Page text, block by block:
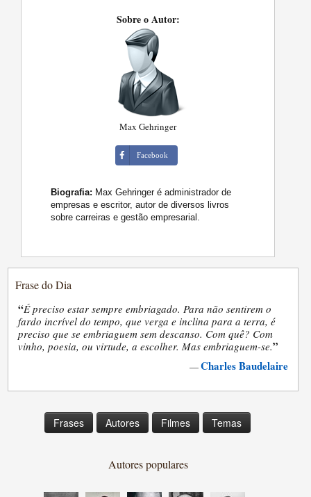
Sobre o Autor:
Max Gehringer
Facebook
Biografia: Max Gehringer é administrador de
empresas e escritor, autor de diversos livros
sobre carreiras e gestão empresarial.
Frase do Dia
“É preciso estar sempre embriagado. Para não sentirem o
fardo incrível do tempo, que verga e inclina para a terra, é
preciso que se embriaguem sem descanso. Com quê? Com
vinho, poesia, ou virtude, a escolher. Mas embriaguem-se.”
—Charles Baudelaire
Frases Autores Filmes Temas
Autores populares